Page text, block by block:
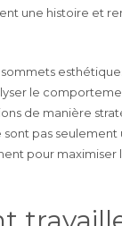
une histoire et
sommets
le
de manière
sont pas
pour maximiser